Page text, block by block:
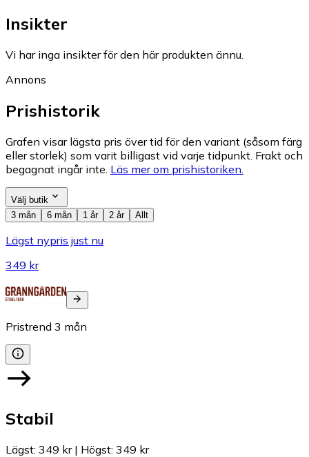
Insikter
Vi har inga insikter för den här produkten ännu.
Annons
Prishistorik
Grafen visar lägsta pris över tid för den variant (såsom färg
eller storlek) som varit billigast vid varje tidpunkt. Frakt och
begagnat ingår inte. Läs mer om prishistoriken.
Välj butik
3 mån
6 mån 1 år 2 år Allt
Lägst nypris just nu
349 kr
Pristrend 3 mån
Stabil
Lägst: 349 kr| Högst: 349 kr